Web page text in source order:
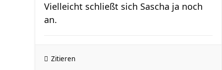
Vielleicht schließt sich Sascha ja noch
an.
Zitieren